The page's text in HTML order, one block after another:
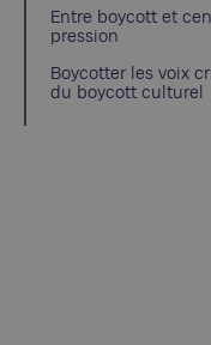
Entre boycott et
pression
Boycotter les voix
du boycott culturel